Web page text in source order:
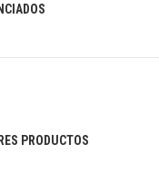
PRODUCTOS